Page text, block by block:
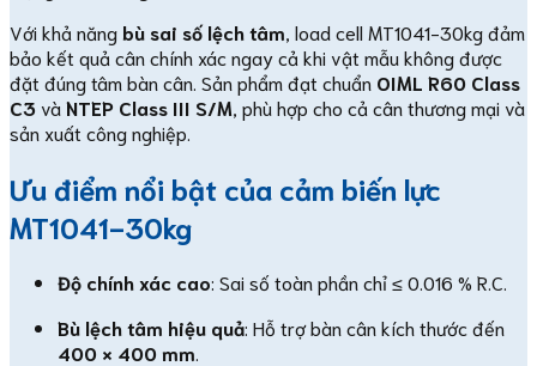
Với khả năng bù sai số lệch tâm , load cell MT1041-30kg đảm
bảo kết quả cân chính xác ngay cả khi vật mẫu không được
đặt đúng tâm bàn cân. Sản phẩm đạt chuẩn OIML R60 Class
C3 và NTEP Class III S/M , phù hợp cho cả cân thương mại và
sản xuất công nghiệp.
Ưu điểm nổi bật của cảm biến lực
MT1041-30kg
Độ chính xác cao: Sai số toàn phần chỉ ≤ 0.016 % R.C.
Bù lệch tâm hiệu quả: Hỗ trợ bàn cân kích thước đến
400 × 400 mm